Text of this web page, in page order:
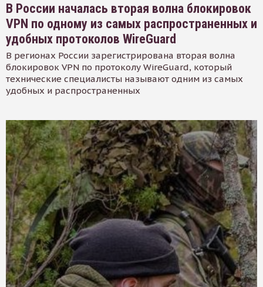
В России началась вторая волна блокировок
VPN по одному из самых распространенных и
удобных протоколов WireGuard
В регионах России зарегистрирована вторая волна
блокировок VPN по протоколу WireGuard, который
технические специалисты называют одним из самых
удобных и распространенных